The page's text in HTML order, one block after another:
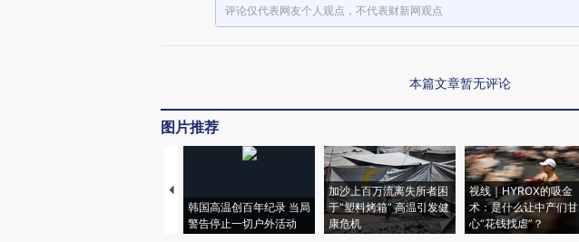
评论仅代表网友个人观点，不代表财新网观点
本篇文章暂无评论
图片推荐
韩国高温创百年纪录 当局
警告停止一切户外活动
加沙上百万流离失所者困
于“塑料烤箱” 高温引发健
康危机
视线｜HYROX的吸金
术：是什么让中产们甘
心“花钱找虐”？